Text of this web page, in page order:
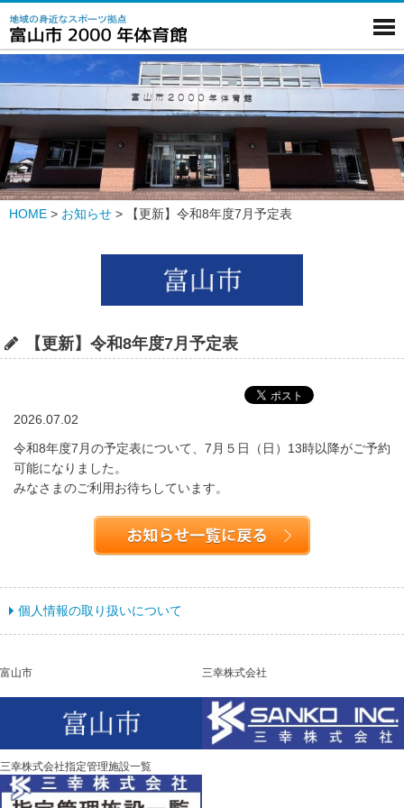
HOME > お知らせ > 【更新】令和8年度7月予定表
【更新】令和8年度7月予定表
2026.07.02
令和8年度7月の予定表について、7月５日（日）13時以降がご予約
可能になりました。
みなさまのご利用お待ちしています。
個人情報の取り扱いについて
富山市 三幸株式会社
三幸株式会社指定管理施設一覧